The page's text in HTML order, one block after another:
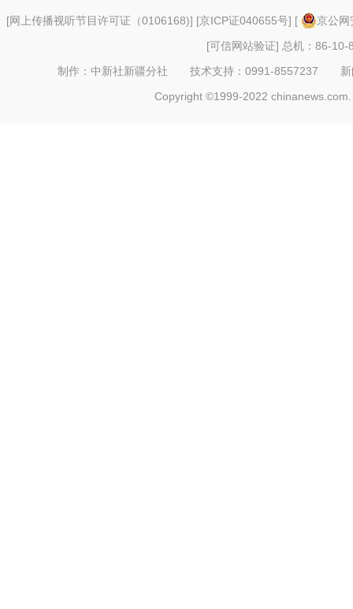
[网上传播视听节目许可证（0106168)] [京ICP证040655号] [
京公
[可信网站验证] 总机：86-10-
制作：中新社新疆分社 技术支持：0991-8557237
Copyright ©1999-2022